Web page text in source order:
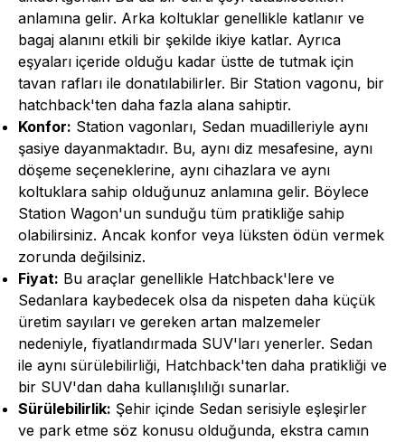
anlamına gelir. Arka koltuklar genellikle katlanır ve
bagaj alanını etkili bir şekilde ikiye katlar. Ayrıca
eşyaları içeride olduğu kadar üstte de tutmak için
tavan rafları ile donatılabilirler. Bir Station vagonu, bir
hatchback'ten daha fazla alana sahiptir.
Konfor: Station vagonları, Sedan muadilleriyle aynı
şasiye dayanmaktadır. Bu, aynı diz mesafesine, aynı
döşeme seçeneklerine, aynı cihazlara ve aynı
koltuklara sahip olduğunuz anlamına gelir. Böylece
Station Wagon'un sunduğu tüm pratikliğe sahip
olabilirsiniz. Ancak konfor veya lüksten ödün vermek
zorunda değilsiniz.
Fiyat: Bu araçlar genellikle Hatchback'lere ve
Sedanlara kaybedecek olsa da nispeten daha küçük
üretim sayıları ve gereken artan malzemeler
nedeniyle, fiyatlandırmada SUV'ları yenerler. Sedan
ile aynı sürülebilirliği, Hatchback'ten daha pratikliği ve
bir SUV'dan daha kullanışlılığı sunarlar.
Sürülebilirlik: Şehir içinde Sedan serisiyle eşleşirler
ve park etme söz konusu olduğunda, ekstra camın